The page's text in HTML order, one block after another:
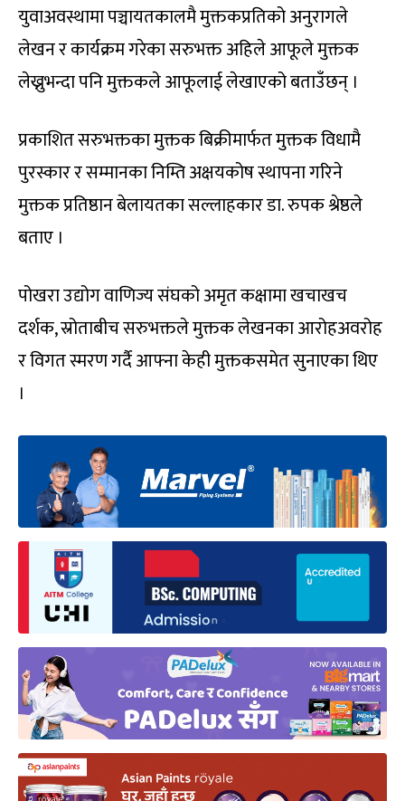
युवाअवस्थामा पञ्चायतकालमै मुक्तकप्रतिको अनुरागले
लेखन र कार्यक्रम गरेका सरुभक्त अहिले आफूले मुक्तक
लेख्नुभन्दा पनि मुक्तकले आफूलाई लेखाएको बताउँछन् ।
प्रकाशित सरुभक्तका मुक्तक बिक्रीमार्फत मुक्तक विधामै
पुरस्कार र सम्मानका निम्ति अक्षयकोष स्थापना गरिने
मुक्तक प्रतिष्ठान बेलायतका सल्लाहकार डा. रुपक श्रेष्ठले
बताए ।
पोखरा उद्योग वाणिज्य संघको अमृत कक्षामा खचाखच
दर्शक, स्रोताबीच सरुभक्तले मुक्तक लेखनका आरोहअवरोह
र विगत स्मरण गर्दै आफ्ना केही मुक्तकसमेत सुनाएका थिए
।